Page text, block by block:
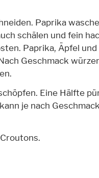
Paprika
schälen und fein
Paprika, Äpfel
Geschmack
Eine Hälfte
je nach